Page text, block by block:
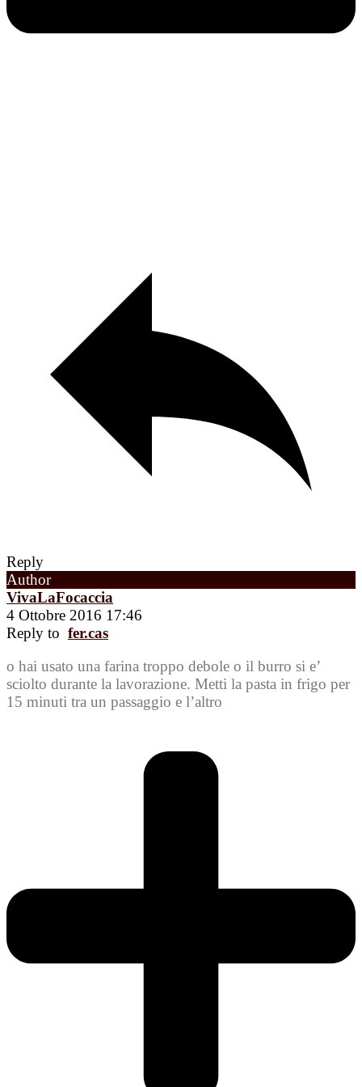
Reply
Author
VivaLaFocaccia
4 Ottobre 2016 17:46
Reply to fer.cas
o hai usato una farina troppo debole o il burro si e’
sciolto durante la lavorazione. Metti la pasta in frigo per
15 minuti tra un passaggio e l’altro